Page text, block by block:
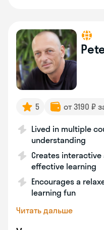
5 от 3190 ₽
Lived in multiple
understanding
Creates
effective learning
Encourages a
learning fun
Читать дальше